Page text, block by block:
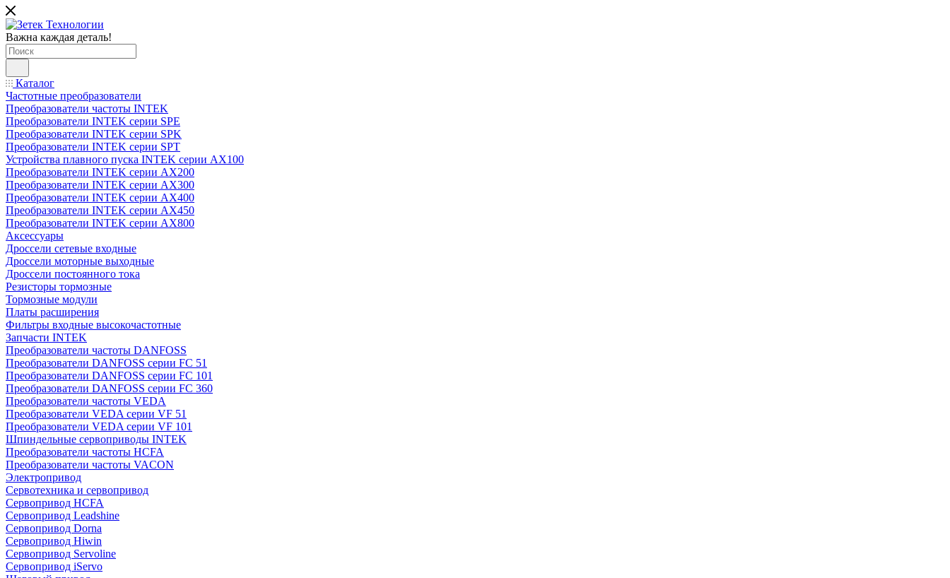
Важна каждая деталь!
Каталог
Частотные преобразователи
Преобразователи частоты INTEK
Преобразователи INTEK серии SPE
Преобразователи INTEK серии SPK
Преобразователи INTEK серии SPT
Устройства плавного пуска INTEK серии AX100
Преобразователи INTEK серии AX200
Преобразователи INTEK серии AX300
Преобразователи INTEK серии AX400
Преобразователи INTEK серии AX450
Преобразователи INTEK серии AX800
Аксессуары
Дроссели сетевые входные
Дроссели моторные выходные
Дроссели постоянного тока
Резисторы тормозные
Тормозные модули
Платы расширения
Фильтры входные высокочастотные
Запчасти INTEK
Преобразователи частоты DANFOSS
Преобразователи DANFOSS серии FC 51
Преобразователи DANFOSS серии FC 101
Преобразователи DANFOSS серии FC 360
Преобразователи частоты VEDA
Преобразователи VEDA серии VF 51
Преобразователи VEDA серии VF 101
Шпиндельные сервоприводы INTEK
Преобразователи частоты HCFA
Преобразователи частоты VACON
Электропривод
Сервотехника и сервопривод
Сервопривод HCFA
Сервопривод Leadshine
Сервопривод Dorna
Сервопривод Hiwin
Сервопривод Servoline
Сервопривод iServo